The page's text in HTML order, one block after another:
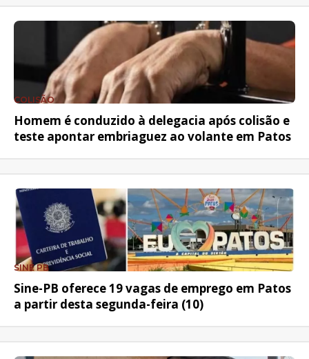
COLISÃO
Homem é conduzido à delegacia após colisão e
teste apontar embriaguez ao volante em Patos
SINE PB
Sine-PB oferece 19 vagas de emprego em Patos
a partir desta segunda-feira (10)